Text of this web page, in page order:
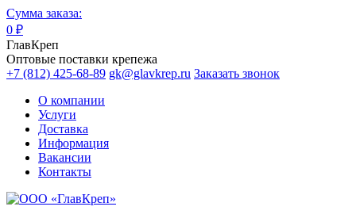
Сумма заказа:
0 ₽
ГлавКреп
Оптовые поставки крепежа
+7 (812) 425-68-89 gk@glavkrep.ru Заказать звонок
О компании
Услуги
Доставка
Информация
Вакансии
Контакты